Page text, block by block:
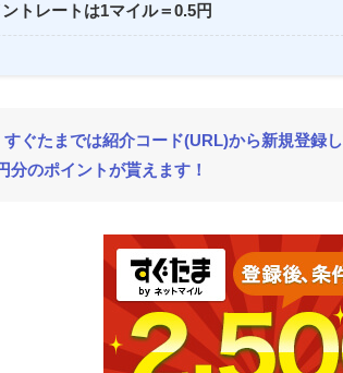
トレートは1マイル＝0.5円
すぐたまでは紹介コード(URL)から新規登録
分のポイントが貰えます！